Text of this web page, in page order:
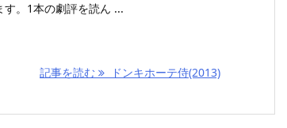
。1本の劇評を読ん ...
記事を読む ドンキホーテ侍(2013)